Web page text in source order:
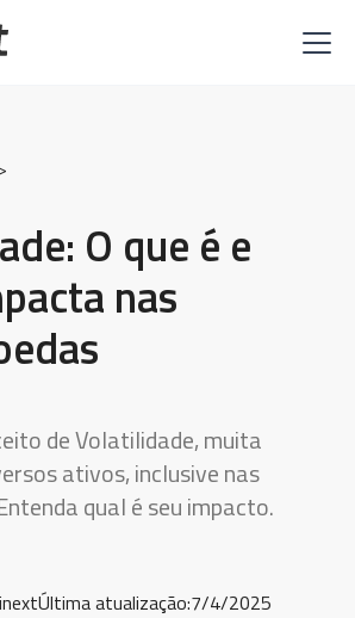
>
O que é e
nas
de Volatilidade, muita
ativos, inclusive nas
qual é seu impacto.
Última atualização:7/4/2025